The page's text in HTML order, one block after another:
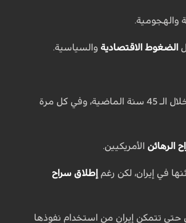
والهجومية.
الضغوط الاقتصادية والسياسية.
وفي إشارة إلى سوء نوايا أميركا في المفاوضات، قال: لقد تفاوضت الجمهورية الإسلامية مع الأميركيين خمس مرات خلال الـ 45 سنة الماضية، وفي كل مرة
الرهائن الأمريكيين.
في إيران، لكن رغم إطلاق سراح
حتى تتمكن إيران من استخدام نفوذها